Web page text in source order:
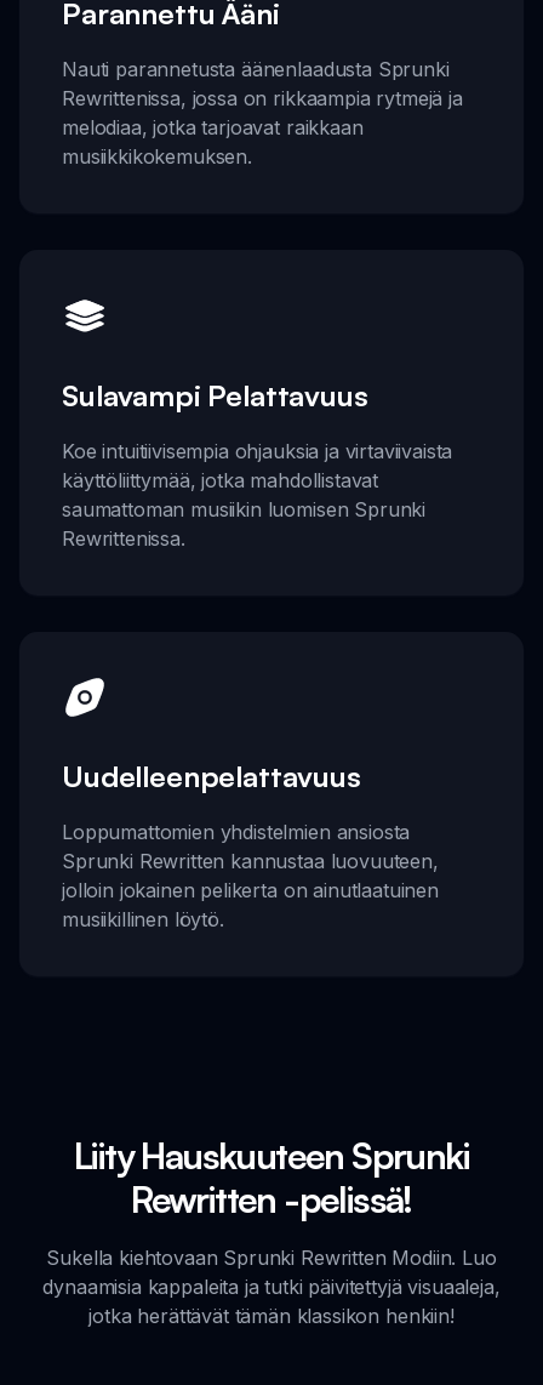
Parannettu Ääni
Nauti parannetusta äänenlaadusta Sprunki
Rewrittenissa, jossa on rikkaampia rytmejä ja
melodiaa, jotka tarjoavat raikkaan
musiikkikokemuksen.
Sulavampi Pelattavuus
Koe intuitiivisempia ohjauksia ja virtaviivaista
käyttöliittymää, jotka mahdollistavat
saumattoman musiikin luomisen Sprunki
Rewrittenissa.
Uudelleenpelattavuus
Loppumattomien yhdistelmien ansiosta
Sprunki Rewritten kannustaa luovuuteen,
jolloin jokainen pelikerta on ainutlaatuinen
musiikillinen löytö.
Liity Hauskuuteen Sprunki
Rewritten -pelissä!
Sukella kiehtovaan Sprunki Rewritten Modiin. Luo
dynaamisia kappaleita ja tutki päivitettyjä visuaaleja,
jotka herättävät tämän klassikon henkiin!